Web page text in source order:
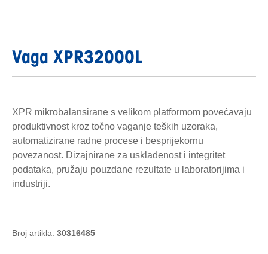
Vaga XPR32000L
XPR mikrobalansirane s velikom platformom povećavaju
produktivnost kroz točno vaganje teških uzoraka,
automatizirane radne procese i besprijekornu
povezanost. Dizajnirane za usklađenost i integritet
podataka, pružaju pouzdane rezultate u laboratorijima i
industriji.
Broj artikla: 30316485